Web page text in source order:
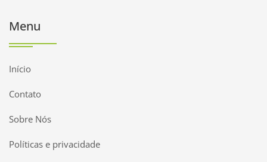
Menu
Início
Contato
Sobre Nós
Políticas e privacidade